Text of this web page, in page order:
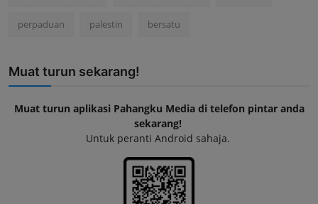
perpaduan palestin bersatu
Muat turun sekarang!
Muat turun aplikasi Pahangku Media di telefon pintar anda
sekarang!
Untuk peranti Android sahaja.